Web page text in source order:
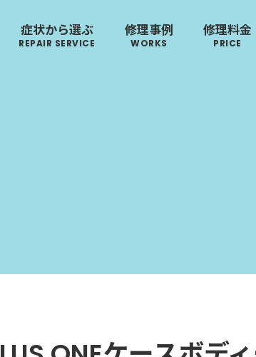
症状から選ぶ
REPAIR SERVICE
修理事例
WORKS
修理料金
PRICE